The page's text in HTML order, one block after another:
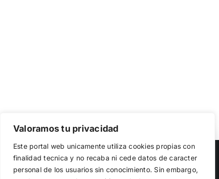
Valoramos tu privacidad
Este portal web unicamente utiliza cookies propias con
finalidad tecnica y no recaba ni cede datos de caracter
personal de los usuarios sin conocimiento. Sin embargo,
Copyright 2023 | Democracia Nacional | All Rights Reserved
Facebook
TwitterInstagram
el funcionamiento de la web, medir su uso y mejorar
nuestros servicios. Puede aceptar todas las cookies,
rechazar las no necesarias o configurar sus preferencias.